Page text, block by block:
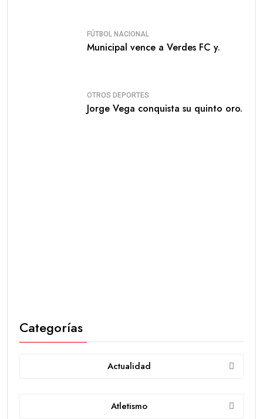
FÚTBOL NACIONAL
Municipal vence a Verdes FC y.
OTROS DEPORTES
Jorge Vega conquista su quinto oro.
Categorías
Actualidad
Atletismo